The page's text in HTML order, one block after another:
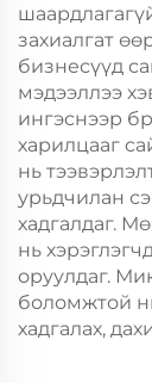
захиалгат
бизнесүүд
мэдээллээ
ингэснээр
харилцааг
нь
урьдчилан
хадгалдаг.
нь
оруулдаг.
боломжтой
хадгалах,